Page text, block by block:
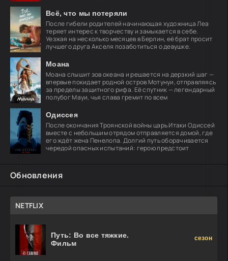
Всё, что мы потеряли
После гибели родителей начинающая художница Леа
теряет интерес к творчеству и замыкается в себе.
Уезжая на несколько месяцев в Берлин, её брат просит
лучшего друга Акселя позаботиться о девушке.
Моана
Моана слышит зов океана и решается на дерзкий шаг —
впервые покидает родной остров Мотунуи, отправляясь
за пределы защитного рифа. Её спутник — легендарный
полубог Мауи, чья слава гремит по всем
Одиссея
После окончания Троянской войны царь Итаки Одиссей
вместе с небольшим отрядом отправляется домой, где
его ждёт жена Пенелопа. Долгий путь оборачивается
чередой опасных испытаний: герою предстоит
Обновления
NETFLIX
Путь: Во все тяжкие.
Фильм
сезон